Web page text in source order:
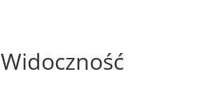
Widoczność